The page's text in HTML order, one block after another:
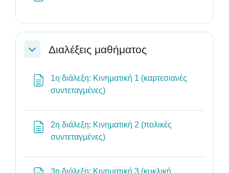
Σύμπτυξη
Διαλέξεις μαθήματος
1η διάλεξη: Κινηματική 1 (καρτεσιανές
συντεταγμένες)Σελίδα
2η διάλεξη: Κινηματική 2 (πολικές
συντεταγμένες)Σελίδα
3η διάλεξη: Κινηματική 3 (κυκλική